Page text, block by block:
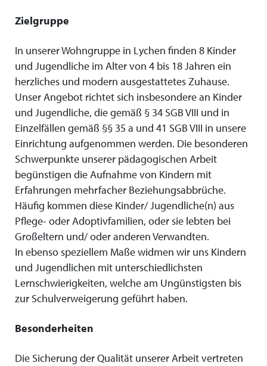
Zielgruppe
In unserer Wohngruppe in Lychen finden 8 Kinder
und Jugendliche im Alter von 4 bis 18 Jahren ein
herzliches und modern ausgestattetes Zuhause.
Unser Angebot richtet sich insbesondere an Kinder
und Jugendliche, die gemäß § 34 SGB VIII und in
Einzelfällen gemäß §§ 35 a und 41 SGB VIII in unsere
Einrichtung aufgenommen werden. Die besonderen
Schwerpunkte unserer pädagogischen Arbeit
begünstigen die Aufnahme von Kindern mit
Erfahrungen mehrfacher Beziehungsabbrüche.
Häufig kommen diese Kinder/ Jugendliche(n) aus
Pflege- oder Adoptivfamilien, oder sie lebten bei
Großeltern und/ oder anderen Verwandten.
In ebenso speziellem Maße widmen wir uns Kindern
und Jugendlichen mit unterschiedlichsten
Lernschwierigkeiten, welche am Ungünstigsten bis
zur Schulverweigerung geführt haben.
Besonderheiten
Die Sicherung der Qualität unserer Arbeit vertreten